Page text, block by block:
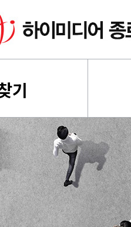
기